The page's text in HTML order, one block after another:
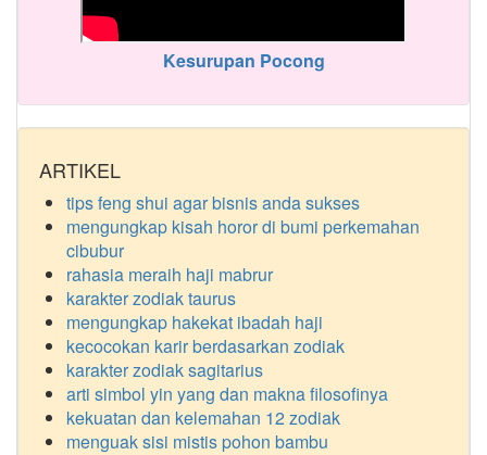
Kesurupan Pocong
ARTIKEL
tips feng shui agar bisnis anda sukses
mengungkap kisah horor di bumi perkemahan
cibubur
rahasia meraih haji mabrur
karakter zodiak taurus
mengungkap hakekat ibadah haji
kecocokan karir berdasarkan zodiak
karakter zodiak sagitarius
arti simbol yin yang dan makna filosofinya
kekuatan dan kelemahan 12 zodiak
menguak sisi mistis pohon bambu